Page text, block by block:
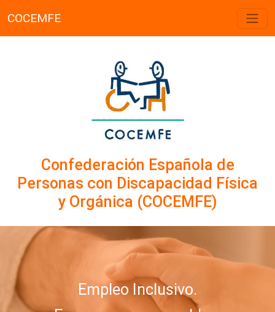
COCEMFE
Confederación Española de
Personas con Discapacidad Física
y Orgánica (COCEMFE)
Empleo Inclusivo.